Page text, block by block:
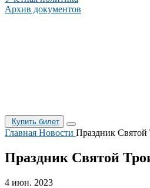
Архив документов
Купить билет
Главная Новости Праздник Святой
Праздник Святой
4 июн. 2023